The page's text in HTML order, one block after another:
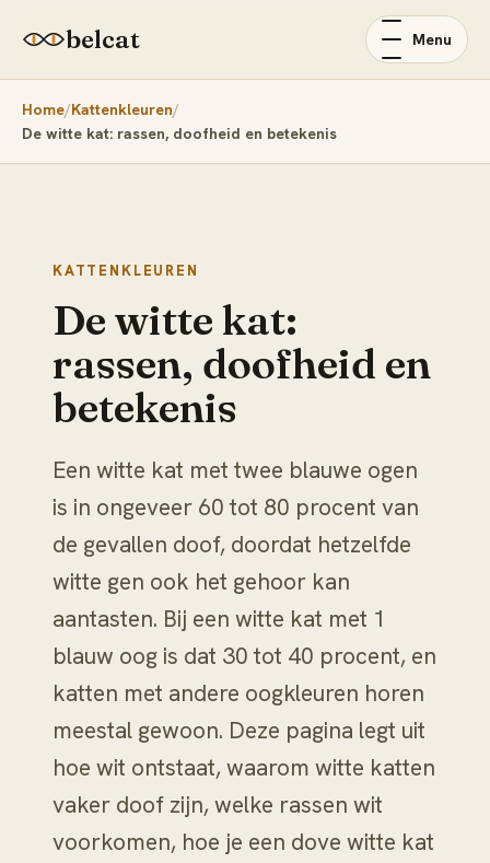
belcat Menu
Home Kattenkleuren
De witte kat: rassen, doofheid en betekenis
KATTENKLEUREN
De witte kat:
rassen, doofheid en
betekenis
Een witte kat met twee blauwe ogen
is in ongeveer 60 tot 80 procent van
de gevallen doof, doordat hetzelfde
witte gen ook het gehoor kan
aantasten. Bij een witte kat met 1
blauw oog is dat 30 tot 40 procent, en
katten met andere oogkleuren horen
meestal gewoon. Deze pagina legt uit
hoe wit ontstaat, waarom witte katten
vaker doof zijn, welke rassen wit
voorkomen, hoe je een dove witte kat